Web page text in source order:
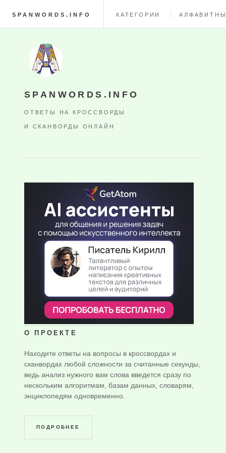
SPANWORDS.INFO КАТЕГОРИИ
SPANWORDS.INFO
ОТВЕТЫ НА КРОССВОРДЫ
И СКАНВОРДЫ ОНЛАЙН
О ПРОЕКТЕ
Находите ответы на вопросы в кроссвордах и
сканвордах любой сложности за считанные секунды,
ведь анализ нужного вам слова введется сразу по
нескольким алгоритмам, базам данных, словарям,
энциклопедям одновременно.
ПОДРОБНЕЕ